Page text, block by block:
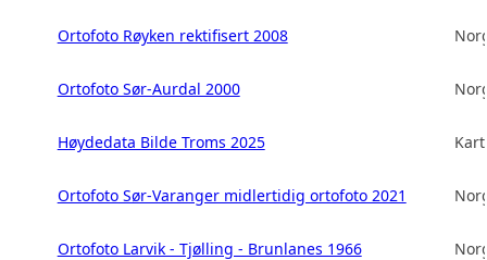
Ortofoto Røyken rektifisert 2008
Ortofoto Sør-Aurdal 2000
Høydedata Bilde Troms 2025
Ortofoto Sør-Varanger midlertidig ortofoto 2021
Ortofoto Larvik - Tjølling - Brunlanes 1966